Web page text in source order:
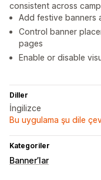
consistent across
Add festive banners
Control banner
pages
Enable or disable
Diller
İngilizce
Bu uygulama şu dile
Kategoriler
Banner’lar